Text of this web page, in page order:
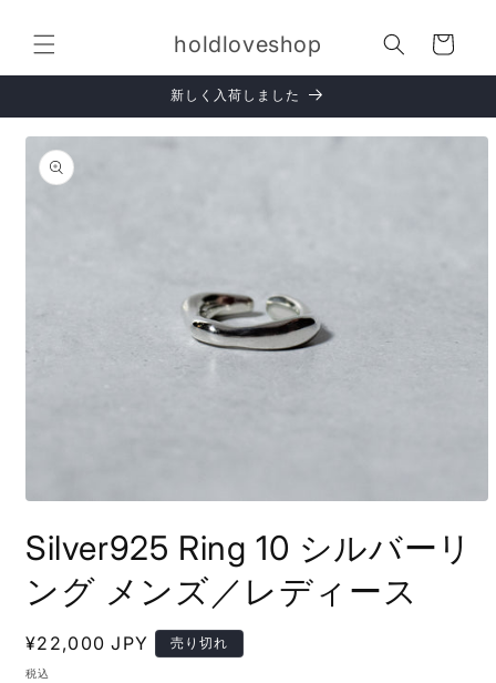
進む
holdloveshop
ー
ト
新しく入荷しました
商品情
報にス
キップ
ダ
で
メ
ィ
ア
Silver925 Ring 10 シルバーリ
ング メンズ／レディース
通
常
¥22,000 JPY 売り切れ
税込